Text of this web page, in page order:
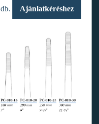
db. Ajánlatkéréshez